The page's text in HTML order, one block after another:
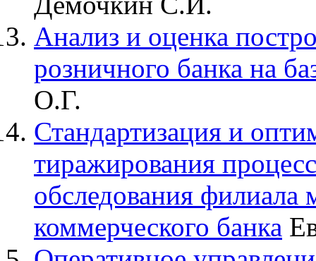
Анализ и оценка
розничного банка на
О.Г.
Стандартизация и
тиражирования
обследования филиала
коммерческого банка